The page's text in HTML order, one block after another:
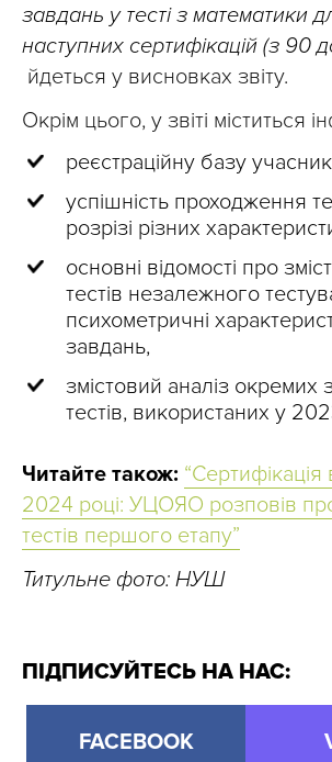
завдань у тесті з математики
наступних сертифікацій (з 90
йдеться у висновках звіту.
Окрім цього, у звіті міститься
реєстраційну базу
успішність проходження
розрізі різних
основні відомості про
тестів незалежного
психометричні
завдань,
змістовий аналіз окремих
тестів, використаних у
Читайте також: “Сертифікація
2024 році: УЦОЯО розповів
тестів першого етапу”
Титульне фото: НУШ
ПІДПИСУЙТЕСЬ НА НАС:
FACEBOOK